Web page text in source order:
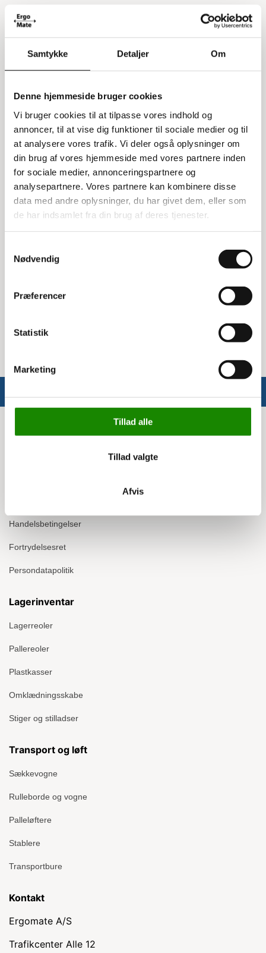
Samtykke Detaljer Om
Denne hjemmeside bruger cookies
Vi bruger cookies til at tilpasse vores indhold og
annoncer, til at vise dig funktioner til sociale medier og til
at analysere vores trafik. Vi deler også oplysninger om
din brug af vores hjemmeside med vores partnere inden
for sociale medier, annonceringspartnere og
analysepartnere. Vores partnere kan kombinere disse
data med andre oplysninger, du har givet dem, eller som
de har indsamlet fra din brug af deres tjenester.
Nødvendig
Præferencer
Statistik
Marketing
Tillad alle
Tillad valgte
Afvis
Information
Meta stolpe til clic reol
Meta stolpen til Clic reolen er en vigtig del af din
Clic reoler og giver stabilitet og holdbarhed. Uanset om du
skal bygge en ny reol eller udvide en eksisterende, er
denne stolpe et godt valg.
Holdbar og stabil
Denne Meta stolpe er lavet af materialer af høj kvalitet,
som sikrer, at din reol står stabilt og holder i mange år. Den
er nem at montere og passer præcist til Clic reoler, så du
Specifikationer:
Materiale: Metal
Handelsbetingelser
Fortrydelsesret
Persondatapolitik
Lagerinventar
Lagerreoler
Pallereoler
Plastkasser
Omklædningsskabe
Stiger og stilladser
Transport og løft
Sækkevogne
Rulleborde og vogne
Palleløftere
Stablere
Transportbure
Kontakt
Ergomate A/S
Trafikcenter Alle 12